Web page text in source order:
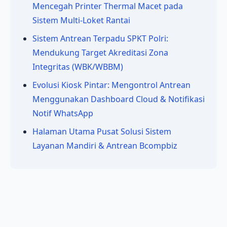
Mencegah Printer Thermal Macet pada
Sistem Multi-Loket Rantai
Sistem Antrean Terpadu SPKT Polri:
Mendukung Target Akreditasi Zona
Integritas (WBK/WBBM)
Evolusi Kiosk Pintar: Mengontrol Antrean
Menggunakan Dashboard Cloud & Notifikasi
Notif WhatsApp
Halaman Utama Pusat Solusi Sistem
Layanan Mandiri & Antrean Bcompbiz